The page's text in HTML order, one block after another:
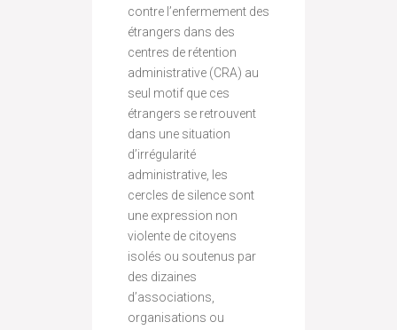
contre l’enfermement des
étrangers dans des
centres de rétention
administrative (CRA) au
seul motif que ces
étrangers se retrouvent
dans une situation
d’irrégularité
administrative, les
cercles de silence sont
une expression non
violente de citoyens
isolés ou soutenus par
des dizaines
d’associations,
organisations ou